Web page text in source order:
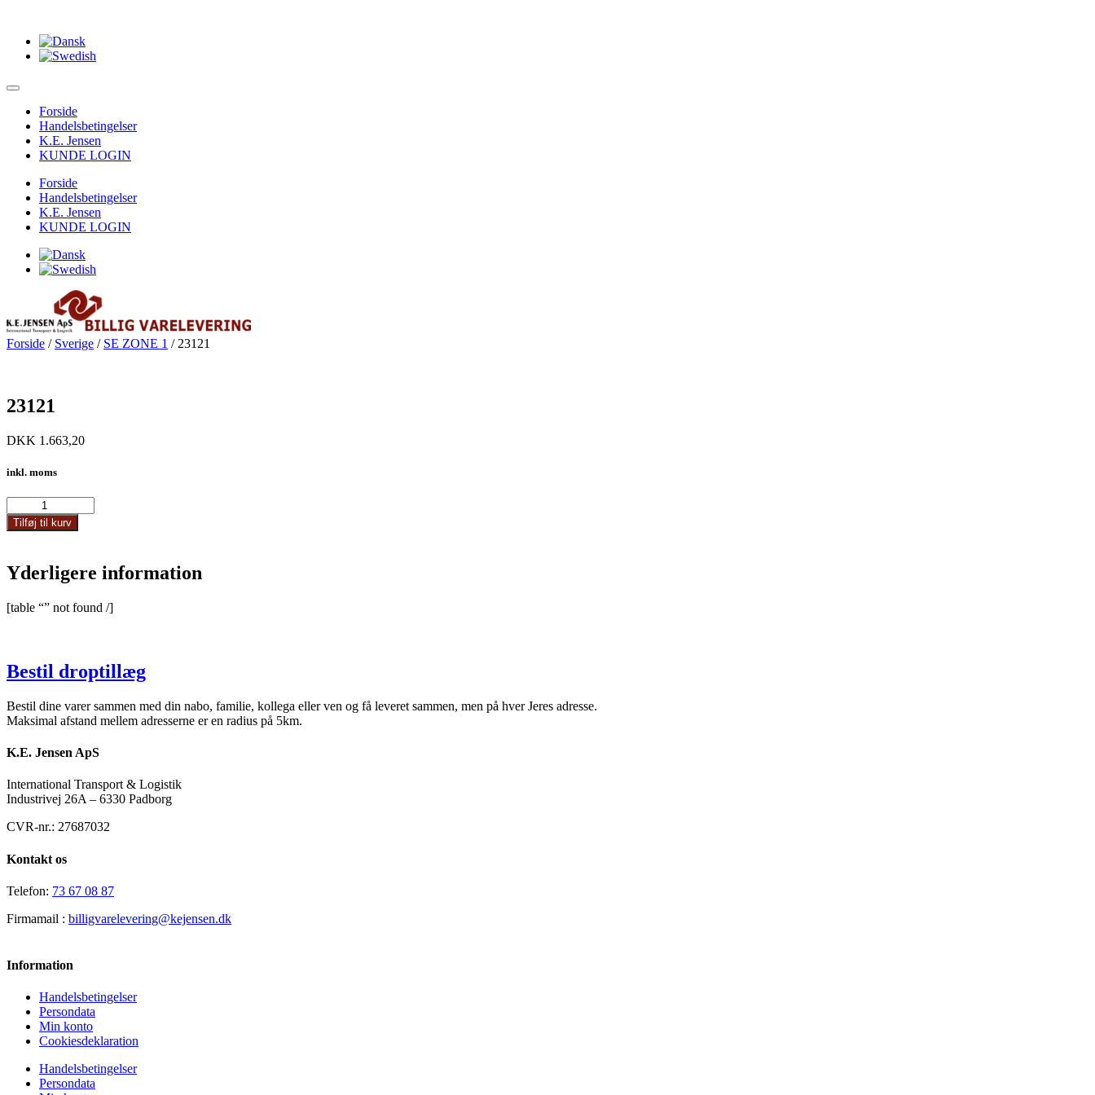
Forside
Handelsbetingelser
K.E. Jensen
KUNDE LOGIN
Forside
Handelsbetingelser
K.E. Jensen
KUNDE LOGIN
Forside / Sverige / SE ZONE 1 / 23121
23121
DKK 1.663,20
inkl. moms
antal
Tilføj til kurv
Yderligere information
[table “” not found /]
Bestil droptillæg
Bestil dine varer sammen med din nabo, familie, kollega eller ven og få leveret sammen, men på hver Jeres adresse.
Maksimal afstand mellem adresserne er en radius på 5km.
K.E. Jensen ApS
International Transport & Logistik
Industrivej 26A – 6330 Padborg
CVR-nr.: 27687032
Kontakt os
Telefon: 73 67 08 87
Firmamail : billigvarelevering@kejensen.dk
Information
Handelsbetingelser
Persondata
Min konto
Cookiesdeklaration
Handelsbetingelser
Persondata